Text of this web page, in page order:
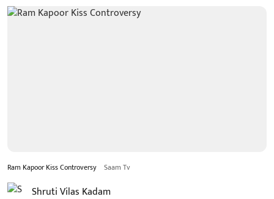
Ram Kapoor Kiss Controversy Saam Tv
Shruti Vilas Kadam